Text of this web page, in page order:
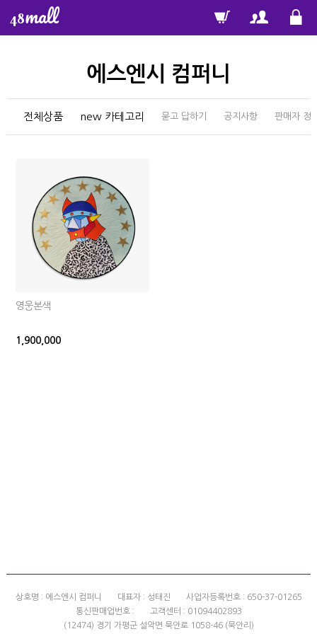
48mall
에스엔시 컴퍼니
전체상품 new 카테고리 묻고 답하기 공지사항 판매자 정
영웅본색
1,900,000
상호명 : 에스엔시 컴퍼니 대표자 : 성태진
사업자등록번호 : 650-37-01265
통신판매업번호 :
고객센터 : 01094402893
(12474) 경기 가평군 설악면 묵안로 1058-46 (묵안리)